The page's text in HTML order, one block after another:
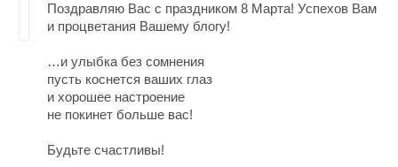
Поздравляю Вас с праздником 8 Марта! Успехов Вам
и процветания Вашему блогу!
…и улыбка без сомнения
пусть коснется ваших глаз
и хорошее настроение
не покинет больше вас!
Будьте счастливы!